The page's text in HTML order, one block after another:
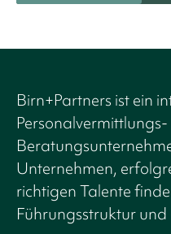
Birn+Partners ist ein
Unternehmen,
richtigen Talente
Führungsstruktur